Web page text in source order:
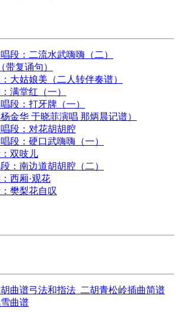
段：二流水武嗨嗨（二）
带复诵句）
大姑娘美（二人转伴奏谱）
满堂红（一）
段：打牙牌（一）
金华 于晓菲演唱 那炳晨记谱）
唱段：对花胡胡腔
段：硬口武嗨嗨（一）
：双吱儿
：南边道胡胡腔（二）
西厢·观花
樊梨花自叹
曲谱弓法和指法_二胡青松岭插曲简谱
曲谱